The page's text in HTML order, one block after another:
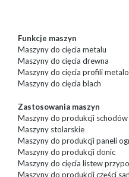
Funkcje maszyn
Maszyny do cięcia metalu
Maszyny do cięcia drewna
Maszyny do cięcia profili
Maszyny do cięcia blach
Zastosowania maszyn
Maszyny do produkcji schodów
Maszyny stolarskie
Maszyny do produkcji paneli
Maszyny do produkcji donic
Maszyny do cięcia listew
Maszyny do produkcji części